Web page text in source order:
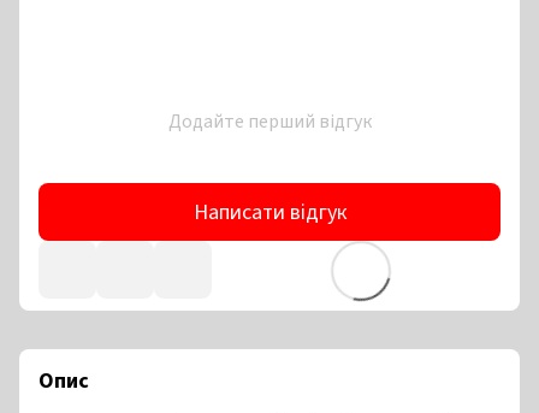
Додайте перший відгук
Написати відгук
Опис